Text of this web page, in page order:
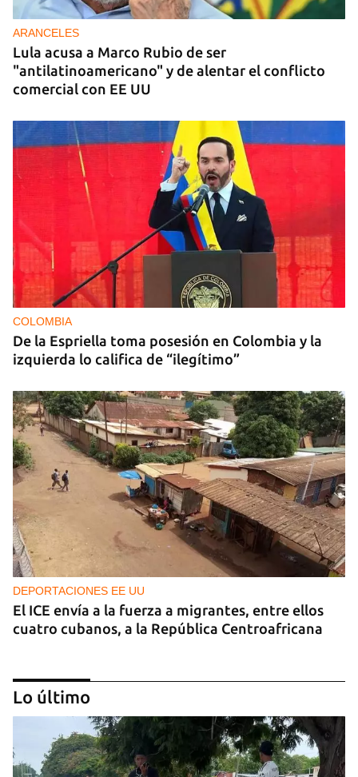
ARANCELES
Lula acusa a Marco Rubio de ser
"antilatinoamericano" y de alentar el conflicto
comercial con EE UU
COLOMBIA
De la Espriella toma posesión en Colombia y la
izquierda lo califica de “ilegítimo”
DEPORTACIONES EE UU
El ICE envía a la fuerza a migrantes, entre ellos
cuatro cubanos, a la República Centroafricana
Lo último